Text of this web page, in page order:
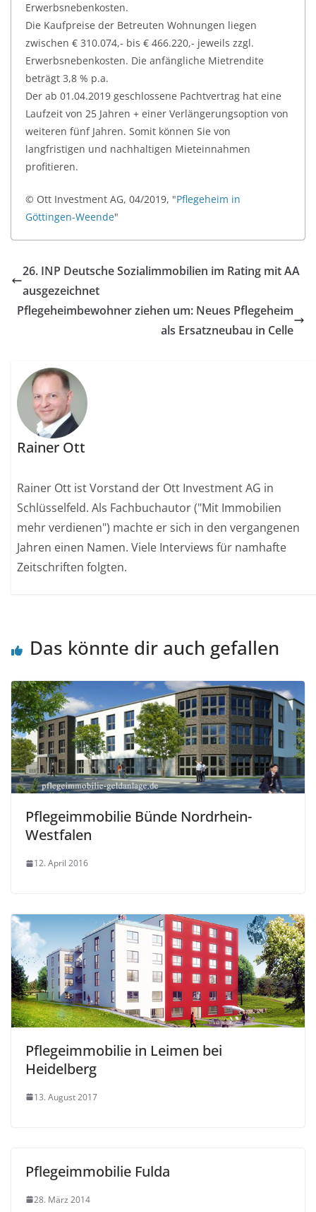
Erwerbsnebenkosten.
Die Kaufpreise der Betreuten Wohnungen liegen
zwischen € 310.074,- bis € 466.220,- jeweils zzgl.
Erwerbsnebenkosten. Die anfängliche Mietrendite
beträgt 3,8 % p.a.
Der ab 01.04.2019 geschlossene Pachtvertrag hat eine
Laufzeit von 25 Jahren + einer Verlängerungsoption von
weiteren fünf Jahren. Somit können Sie von
langfristigen und nachhaltigen Mieteinnahmen
profitieren.
© Ott Investment AG, 04/2019, "Pflegeheim in
Göttingen-Weende"
26. INP Deutsche Sozialimmobilien im Rating mit AA
ausgezeichnet
Pflegeheimbewohner ziehen um: Neues Pflegeheim
als Ersatzneubau in Celle
Rainer Ott
Rainer Ott ist Vorstand der Ott Investment AG in
Schlüsselfeld. Als Fachbuchautor ("Mit Immobilien
mehr verdienen") machte er sich in den vergangenen
Jahren einen Namen. Viele Interviews für namhafte
Zeitschriften folgten.
Das könnte dir auch gefallen
Pflegeimmobilie Bünde Nordrhein-
Westfalen
12. April 2016
Pflegeimmobilie in Leimen bei
Heidelberg
13. August 2017
Pflegeimmobilie Fulda
28. März 2014